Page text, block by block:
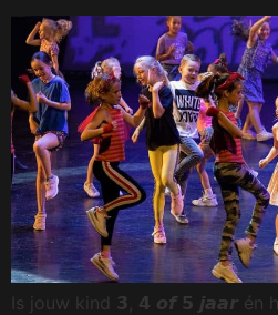
Is jouw kind 𝟯, 𝟰 𝙤𝙛 𝟱 𝙟𝙖𝙖𝙧 én